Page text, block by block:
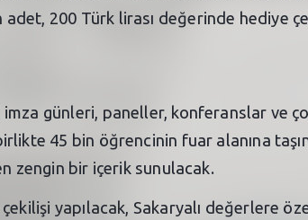
200 Türk lirası değerinde hediye çeki
imza günleri, paneller, konferanslar ve
45 bin öğrencinin fuar alanına
zengin bir içerik sunulacak.
yapılacak, Sakaryalı değerlere